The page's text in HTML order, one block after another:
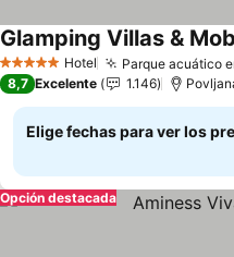
5 Estrellas Hotel Parque acuático
Glamping Villas &
8,7 Excelente 1.146
Elige fechas para ver los
Opción destacada